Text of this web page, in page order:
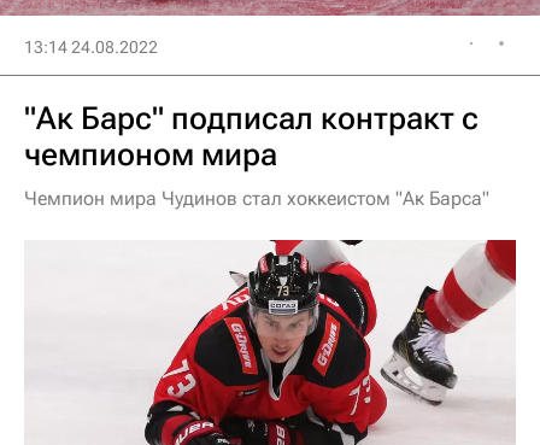
13:14 24.08.2022
"Ак Барс" подписал контракт с
чемпионом мира
Чемпион мира Чудинов стал хоккеистом "Ак Барса"